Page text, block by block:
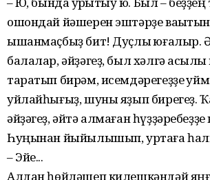
ошондай йәшерен эштәрҙе
ышанмаҫбыҙ бит! Дуҫлыҡ юғалыр.
балалар, әйҙәгеҙ, был хәлгә
таратып бирәм, исемдәрегеҙҙе
уйлайһығыҙ, шуны яҙып бирегеҙ.
әйҙәгеҙ, әйтә алмаған
Һуңынан йыйылышып, уртаға
– Эйе...
Алдан һөйләшеп килешкәндәй